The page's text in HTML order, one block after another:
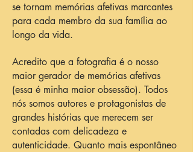
se tornam memórias afetivas marcantes
para cada membro da sua família ao
longo da vida.
Acredito que a fotografia é o nosso
maior gerador de memórias afetivas
(essa é minha maior obsessão). Todos
nós somos autores e protagonistas de
grandes histórias que merecem ser
contadas com delicadeza e
autenticidade. Quanto mais espontâneo